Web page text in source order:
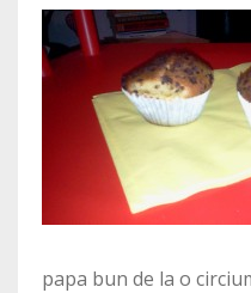
papa bun de la o